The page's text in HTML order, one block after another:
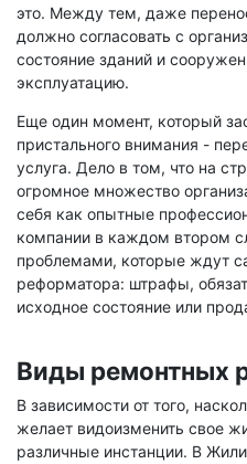
это. Между тем, даже
должно согласовать с
состояние зданий и
эксплуатацию.
Еще один момент, который
пристального внимания -
услуга. Дело в том, что на
огромное множество
себя как опытные
компании в каждом втором
проблемами, которые ждут
реформатора: штрафы,
исходное состояние или
Виды ремонтных
В зависимости от того,
желает видоизменить свое
различные инстанции. В